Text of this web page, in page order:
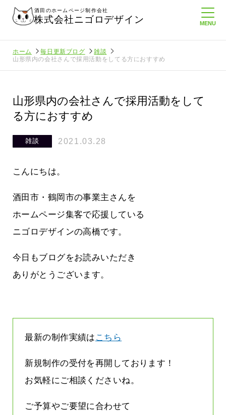
酒田のホームページ制作会社
株式会社ニゴロデザイン
ホーム 毎日更新ブログ
雑談
山形県内の会社さんで採用活動をしてる方におすすめ
山形県内の会社さんで採用活動をして
る方におすすめ
雑談 2021.03.28
こんにちは。
酒田市・鶴岡市の事業主さんを
ホームページ集客で応援している
ニゴロデザインの高橋です。
今日もブログをお読みいただき
ありがとうございます。
最新の制作実績は こちら
新規制作の受付を再開しております！
お気軽にご相談くださいね。
ご予算やご要望に合わせて
通信を持
なんです
ニゴロ通信８月号が届きました！まも
なくまちがい探しが変わります
2026.07.27